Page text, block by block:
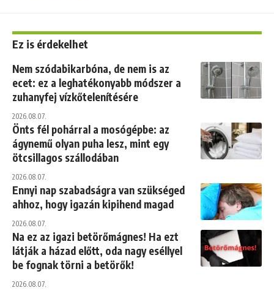
Ez is érdekelhet
Nem szódabikarbóna, de nem is az
ecet: ez a leghatékonyabb módszer a
zuhanyfej vízkőtelenítésére
2026.08.07.
Önts fél pohárral a mosógépbe: az
ágynemű olyan puha lesz, mint egy
ötcsillagos szállodában
2026.08.07.
Ennyi nap szabadságra van szükséged
ahhoz, hogy igazán kipihend magad
2026.08.07.
Na ez az igazi betörőmágnes! Ha ezt
látják a házad előtt, oda nagy eséllyel
be fognak törni a betörők!
2026.08.07.